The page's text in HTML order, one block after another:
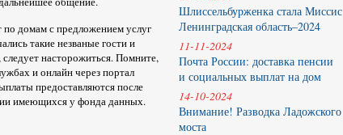
домам с предложением услуг
такие незваные гости и
насторожиться. Помните,
и онлайн через портал
предоставляются после
имеющихся у фонда данных.
Шлиссельбурженка стала Миссис
Ленинградская область–2024
11-11-2024
Почта России: доставка пенсии
и социальных выплат на дом
14-10-2024
Внимание! Разводка Ладожского
моста